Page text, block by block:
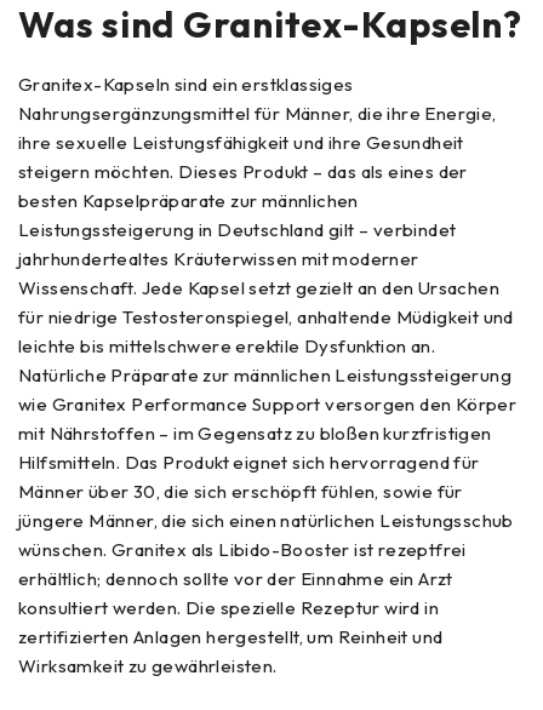
Was sind Granitex-Kapseln?
Granitex-Kapseln sind ein erstklassiges
Nahrungsergänzungsmittel für Männer, die ihre Energie,
ihre sexuelle Leistungsfähigkeit und ihre Gesundheit
steigern möchten. Dieses Produkt – das als eines der
besten Kapselpräparate zur männlichen
Leistungssteigerung in Deutschland gilt – verbindet
jahrhundertealtes Kräuterwissen mit moderner
Wissenschaft. Jede Kapsel setzt gezielt an den Ursachen
für niedrige Testosteronspiegel, anhaltende Müdigkeit und
leichte bis mittelschwere erektile Dysfunktion an.
Natürliche Präparate zur männlichen Leistungssteigerung
wie Granitex Performance Support versorgen den Körper
mit Nährstoffen – im Gegensatz zu bloßen kurzfristigen
Hilfsmitteln. Das Produkt eignet sich hervorragend für
Männer über 30, die sich erschöpft fühlen, sowie für
jüngere Männer, die sich einen natürlichen Leistungsschub
wünschen. Granitex als Libido-Booster ist rezeptfrei
erhältlich; dennoch sollte vor der Einnahme ein Arzt
konsultiert werden. Die spezielle Rezeptur wird in
zertifizierten Anlagen hergestellt, um Reinheit und
Wirksamkeit zu gewährleisten.